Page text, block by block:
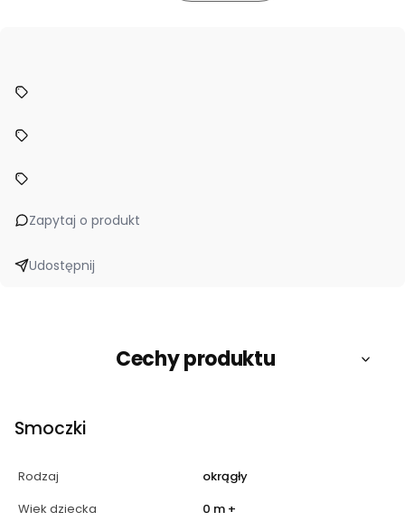
Zapytaj o produkt
Udostępnij
Cechy produktu
Smoczki
Rodzaj
okrągły
Wiek dziecka
0 m +